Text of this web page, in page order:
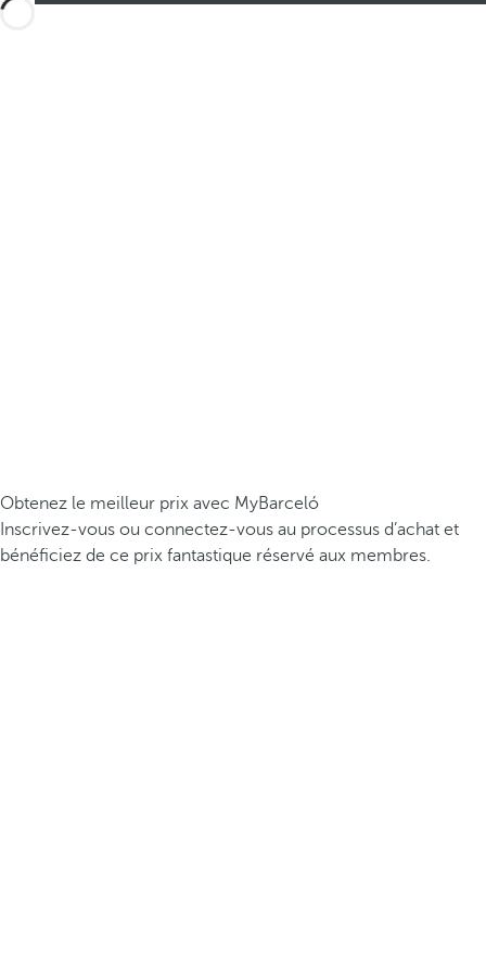
Obtenez le meilleur prix avec MyBarceló
Inscrivez-vous ou connectez-vous au processus d’achat et
bénéficiez de ce prix fantastique réservé aux membres.